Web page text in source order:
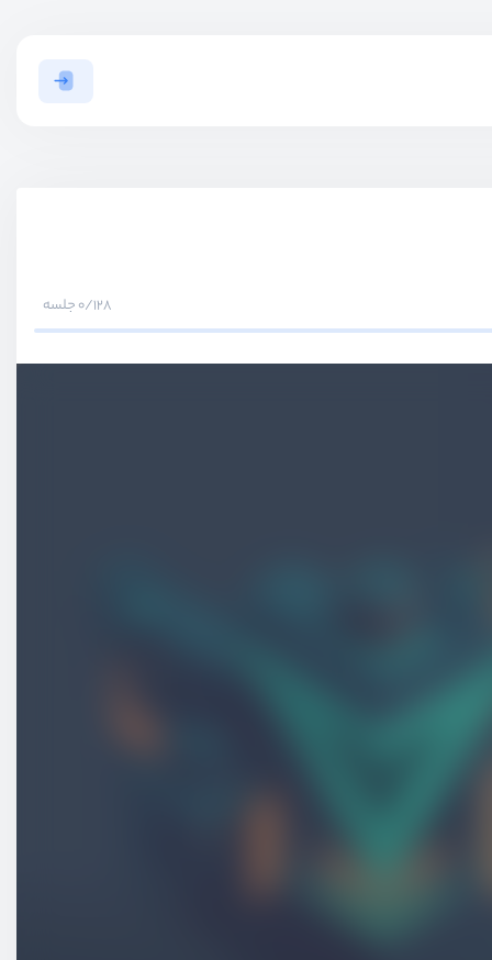
0/128 جلسه